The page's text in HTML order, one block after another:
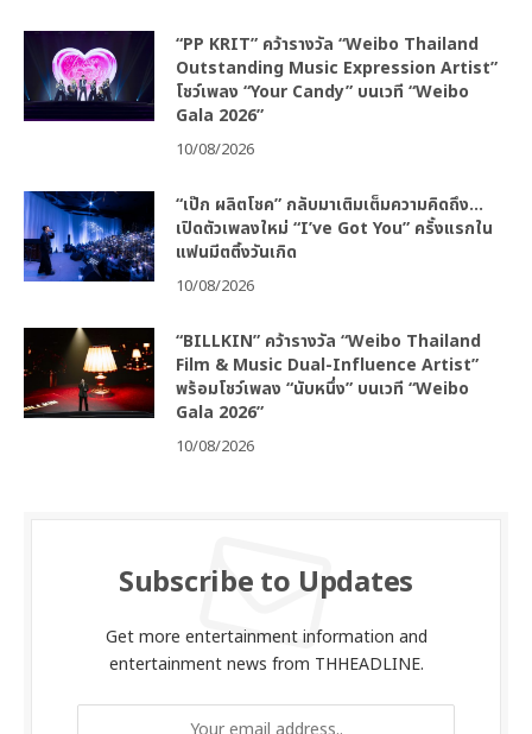
“PP KRIT” คว้ารางวัล “Weibo Thailand
Outstanding Music Expression Artist”
โชว์เพลง “Your Candy” บนเวที “Weibo
Gala 2026”
10/08/2026
“เป๊ก ผลิตโชค” กลับมาเติมเต็มความคิดถึง…
เปิดตัวเพลงใหม่ “I’ve Got You” ครั้งแรกใน
แฟนมีตติ้งวันเกิด
10/08/2026
“BILLKIN” คว้ารางวัล “Weibo Thailand
Film & Music Dual-Influence Artist”
พร้อมโชว์เพลง “นับหนึ่ง” บนเวที “Weibo
Gala 2026”
10/08/2026
Subscribe to Updates
Get more entertainment information and
entertainment news from THHEADLINE.